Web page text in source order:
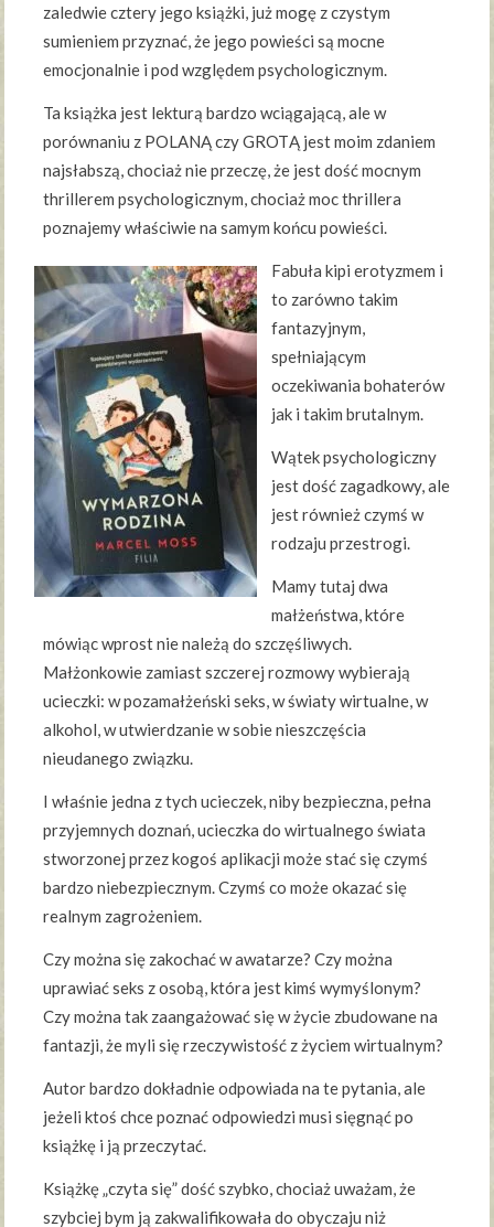
zaledwie cztery jego książki, już mogę z czystym
sumieniem przyznać, że jego powieści są mocne
emocjonalnie i pod względem psychologicznym.
Ta książka jest lekturą bardzo wciągającą, ale w
porównaniu z POLANĄ czy GROTĄ jest moim zdaniem
najsłabszą, chociaż nie przeczę, że jest dość mocnym
thrillerem psychologicznym, chociaż moc thrillera
poznajemy właściwie na samym końcu powieści.
Fabuła kipi erotyzmem i
to zarówno takim
fantazyjnym,
spełniającym
oczekiwania bohaterów
jak i takim brutalnym.
Wątek psychologiczny
jest dość zagadkowy, ale
jest również czymś w
rodzaju przestrogi.
Mamy tutaj dwa
małżeństwa, które
mówiąc wprost nie należą do szczęśliwych.
Małżonkowie zamiast szczerej rozmowy wybierają
ucieczki: w pozamałżeński seks, w światy wirtualne, w
alkohol, w utwierdzanie w sobie nieszczęścia
nieudanego związku.
I właśnie jedna z tych ucieczek, niby bezpieczna, pełna
przyjemnych doznań, ucieczka do wirtualnego świata
stworzonej przez kogoś aplikacji może stać się czymś
bardzo niebezpiecznym. Czymś co może okazać się
realnym zagrożeniem.
Czy można się zakochać w awatarze? Czy można
uprawiać seks z osobą, która jest kimś wymyślonym?
Czy można tak zaangażować się w życie zbudowane na
fantazji, że myli się rzeczywistość z życiem wirtualnym?
Autor bardzo dokładnie odpowiada na te pytania, ale
jeżeli ktoś chce poznać odpowiedzi musi sięgnąć po
książkę i ją przeczytać.
Książkę „czyta się” dość szybko, chociaż uważam, że
szybciej bym ją zakwalifikowała do obyczaju niż